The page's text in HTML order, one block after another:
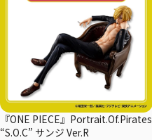
『ONE PIECE』Portrait.Of.Pirates
“S.O.C” サンジ Ver.R